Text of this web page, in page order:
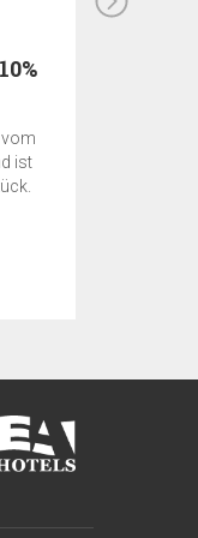
10%
werden vom
und ist
Frühstück.